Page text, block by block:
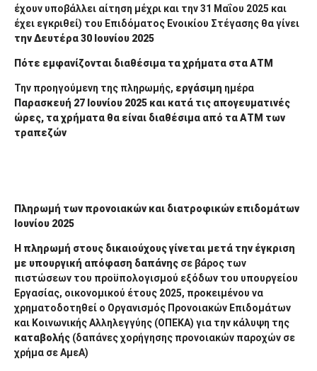
έχουν υποβάλλει αίτηση μέχρι και την 31 Μαΐου 2025 και
έχει εγκριθεί) του Επιδόματος Ενοικίου Στέγασης θα γίνει
την Δευτέρα 30 Ιουνίου 2025
Πότε εμφανίζονται διαθέσιμα τα χρήματα στα ΑΤΜ
Την προηγούμενη της πληρωμής, εργάσιμη ημέρα
Παρασκευή 27 Ιουνίου 2025 και κατά τις απογευματινές
ώρες, τα χρήματα θα είναι διαθέσιμα από τα ΑΤΜ των
τραπεζών
Πληρωμή των προνοιακών και διατροφικών επιδομάτων
Ιουνίου 2025
Η πληρωμή στους δικαιούχους γίνεται μετά την έγκριση
με υπουργική απόφαση δαπάνης σε βάρος των
πιστώσεων του προϋπολογισμού εξόδων του υπουργείου
Εργασίας, οικονομικού έτους 2025, προκειμένου να
χρηματοδοτηθεί ο Οργανισμός Προνοιακών Επιδομάτων
και Κοινωνικής Αλληλεγγύης (ΟΠΕΚΑ) για την κάλυψη της
καταβολής (δαπάνες χορήγησης προνοιακών παροχών σε
χρήμα σε ΑμεΑ)